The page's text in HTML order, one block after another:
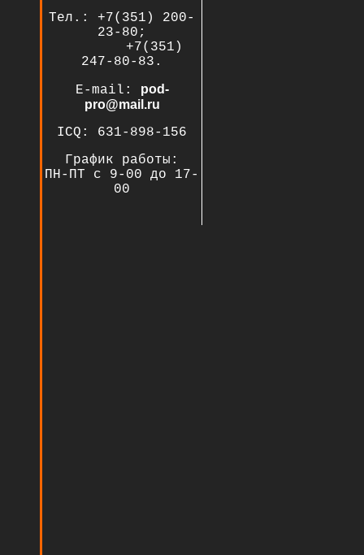
Тел.: +7(351) 200-
23-80;
+7(351)
247-80-83.
E-mail:
pod-
pro@mail.ru
ICQ: 631-898-156
График работы:
ПН-ПТ с 9-00 до 17-
00